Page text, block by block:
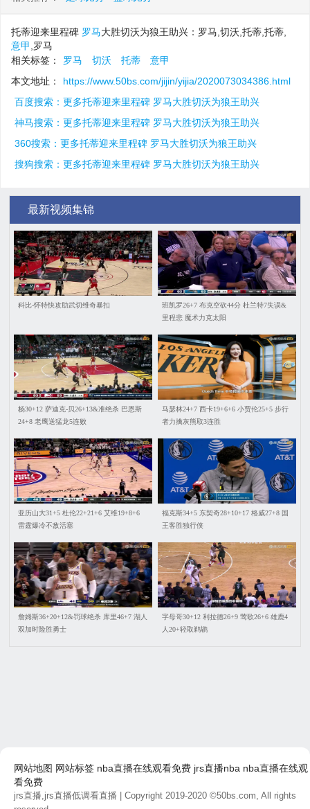
托蒂迎来里程碑 罗马大胜切沃为狼王助兴：罗马,切沃,托蒂,托蒂,
意甲 ,罗马
相关标签：
罗马 切沃 托蒂
意甲
本文地址：
https://www.50bs.com/jijin/yijia/2020073034386.html
百度搜索：更多托蒂迎来里程碑 罗马大胜切沃为狼王助兴
神马搜索：更多托蒂迎来里程碑 罗马大胜切沃为狼王助兴
360搜索：更多托蒂迎来里程碑 罗马大胜切沃为狼王助兴
搜狗搜索：更多托蒂迎来里程碑 罗马大胜切沃为狼王助兴
最新视频集锦
科比-怀特快攻助武切维奇暴扣
班凯罗26+7 布克空砍44分 杜兰特7失误&
里程悲 魔术力克太阳
杨30+12 萨迪克-贝26+13&准绝杀 巴恩斯
24+8 老鹰送猛龙5连败
马瑟林24+7 西卡19+6+6 小贾伦25+5 步行
者力擒灰熊取3连胜
亚历山大31+5 杜伦22+21+6 艾维19+8+6
雷霆爆冷不敌活塞
福克斯34+5 东契奇28+10+17 格威27+8 国
王客胜独行侠
詹姆斯36+20+12&罚球绝杀 库里46+7 湖人
双加时险胜勇士
字母哥30+12 利拉德26+9 莺歌26+6 雄鹿4
人20+轻取鹈鹕
网站地图 网站标签 nba直播在线观看免费 jrs直播nba nba直播在线观
看免费
jrs直播,jrs直播低调看直播 | Copyright 2019-2020 ©50bs.com, All rights